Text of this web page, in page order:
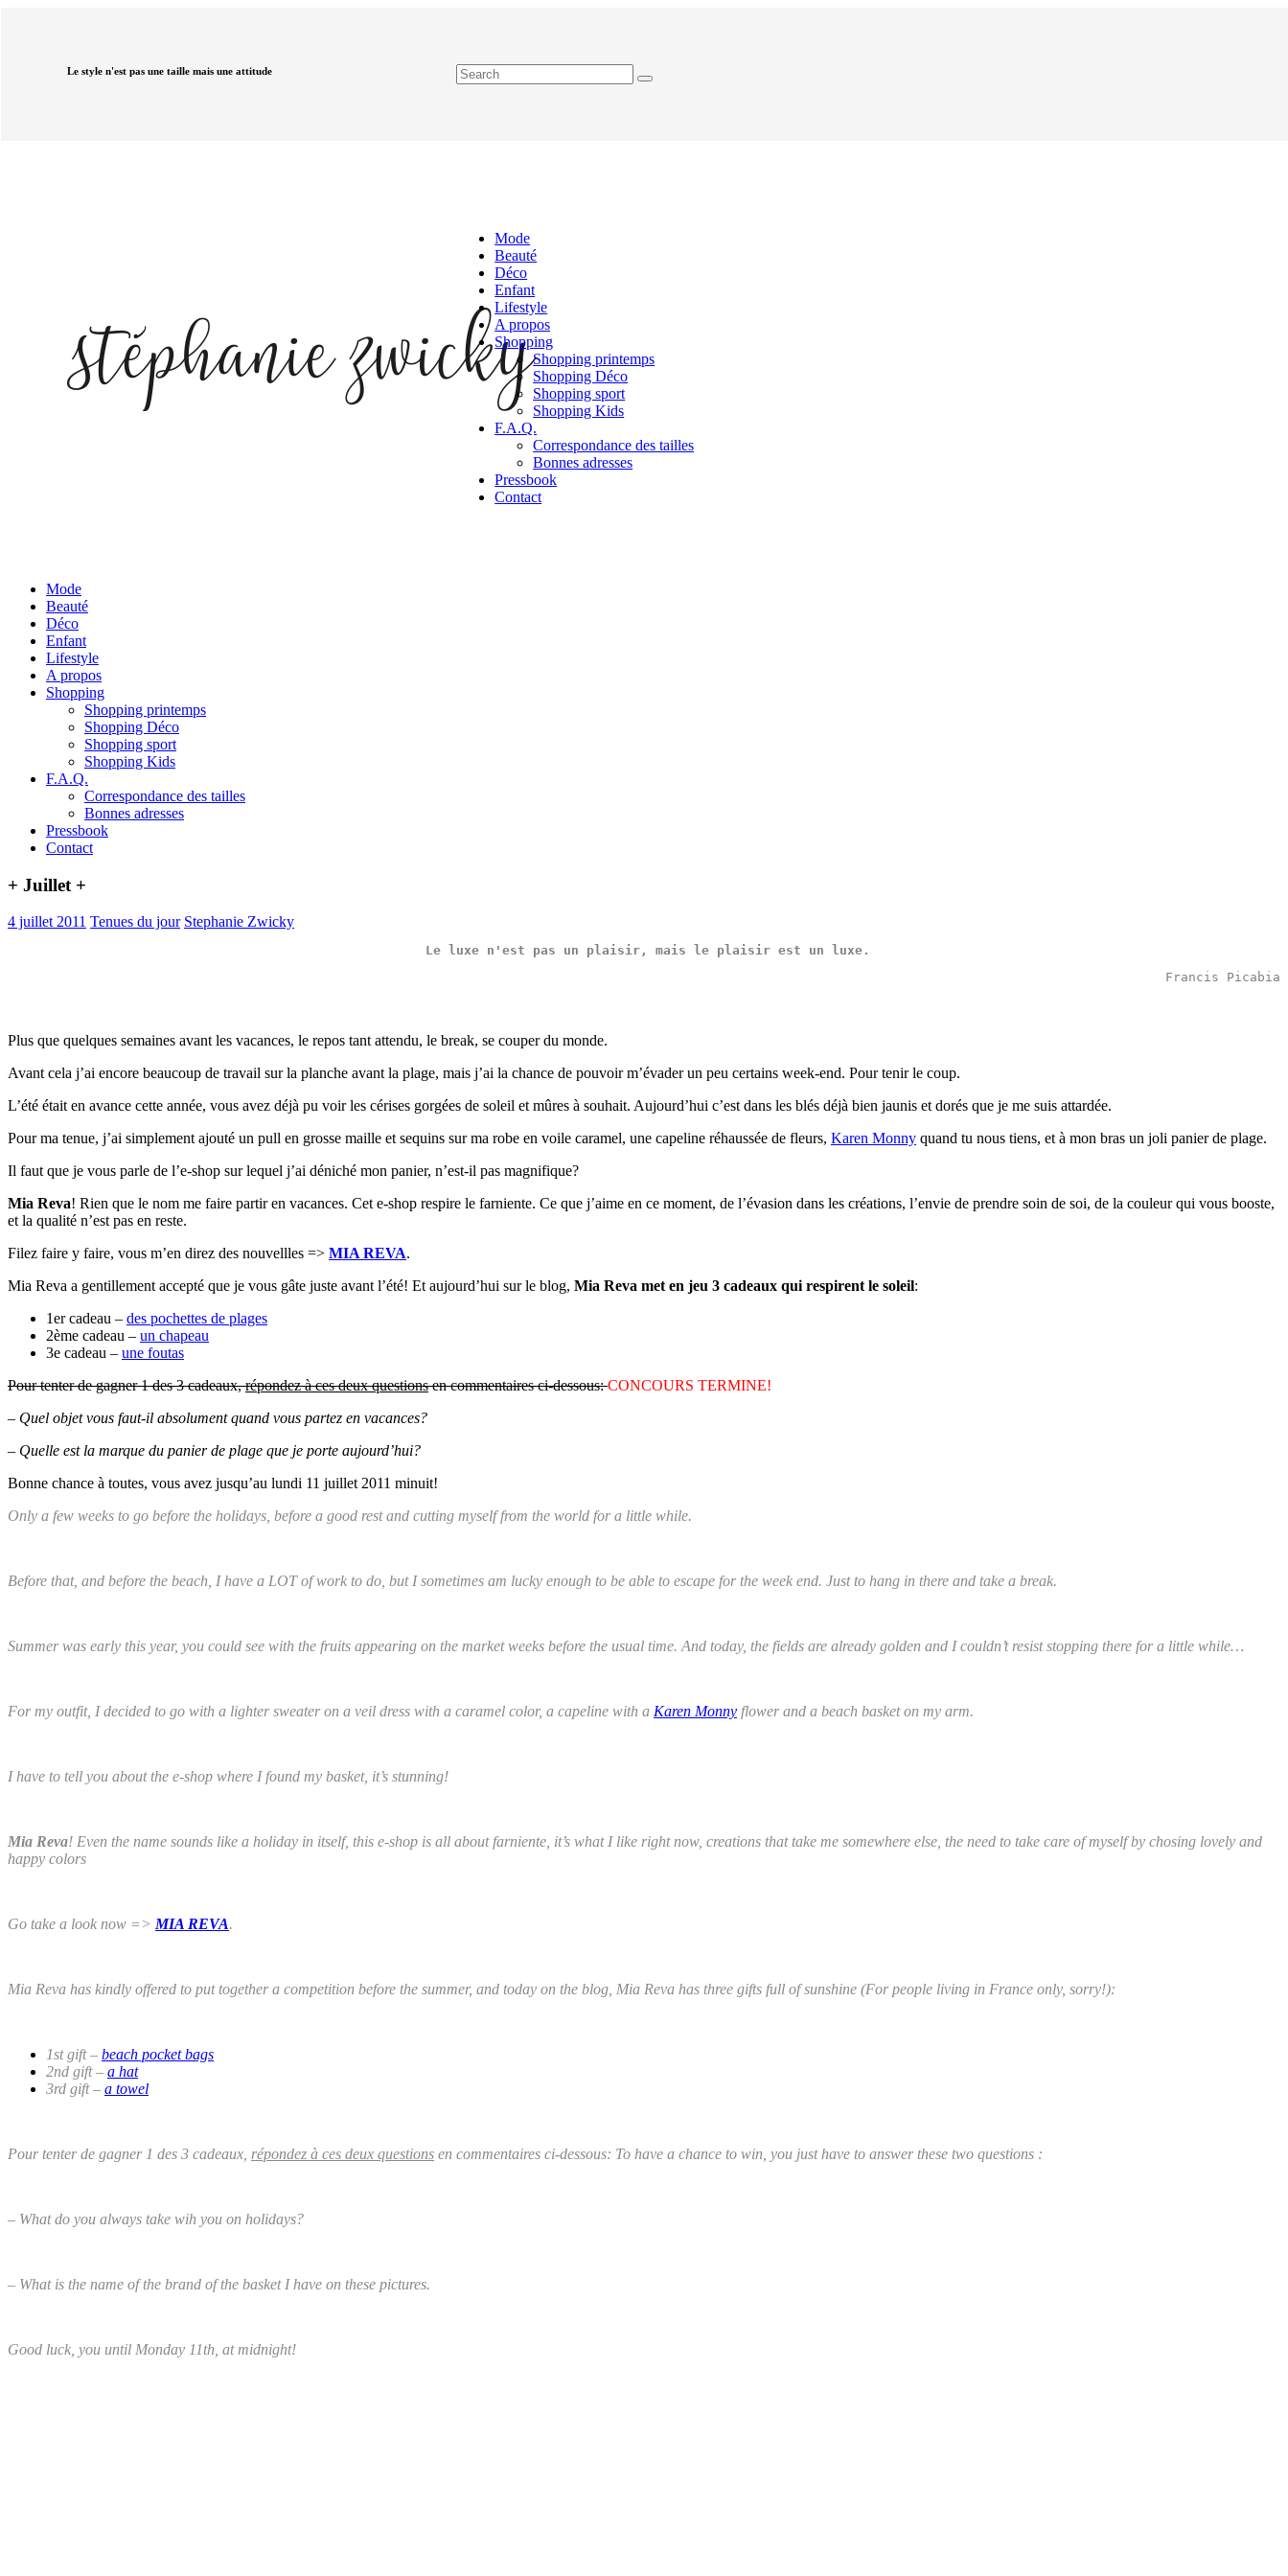
Le style n'est pas une taille mais une attitude
Mode
Beauté
Déco
Enfant
Lifestyle
A propos
Shopping
Shopping printemps
Shopping Déco
Shopping sport
Shopping Kids
F.A.Q.
Correspondance des tailles
Bonnes adresses
Pressbook
Contact
Mode
Beauté
Déco
Enfant
Lifestyle
A propos
Shopping
Shopping printemps
Shopping Déco
Shopping sport
Shopping Kids
F.A.Q.
Correspondance des tailles
Bonnes adresses
Pressbook
Contact
+ Juillet +
4 juillet 2011 Tenues du jour Stephanie Zwicky
Le luxe n'est pas un plaisir , mais le plaisir est un luxe .
Francis Picabia
Plus que quelques semaines avant les vacances, le repos tant attendu, le break, se couper du monde.
Avant cela j’ai encore beaucoup de travail sur la planche avant la plage, mais j’ai la chance de pouvoir m’évader un peu certains week-end. Pour tenir le coup.
L’été était en avance cette année, vous avez déjà pu voir les cérises gorgées de soleil et mûres à souhait. Aujourd’hui c’est dans les blés déjà bien jaunis et dorés que je me suis attardée.
Pour ma tenue, j’ai simplement ajouté un pull en grosse maille et sequins sur ma robe en voile caramel, une capeline réhaussée de fleurs, Karen Monny quand tu nous tiens, et à mon bras un joli panier de plage.
Il faut que je vous parle de l’e-shop sur lequel j’ai déniché mon panier, n’est-il pas magnifique?
Mia Reva! Rien que le nom me faire partir en vacances. Cet e-shop respire le farniente. Ce que j’aime en ce moment, de l’évasion dans les créations, l’envie de prendre soin de soi, de la couleur qui vous booste,
et la qualité n’est pas en reste.
Filez faire y faire, vous m’en direz des nouvellles => MIA REVA.
Mia Reva a gentillement accepté que je vous gâte juste avant l’été! Et aujourd’hui sur le blog, Mia Reva met en jeu 3 cadeaux qui respirent le soleil:
1er cadeau – des pochettes de plages
2ème cadeau – un chapeau
3e cadeau – une foutas
Pour tenter de gagner 1 des 3 cadeaux,répondez à ces deux questionsen commentaires ci-dessous:CONCOURS TERMINE!
– Quel objet vous faut-il absolument quand vous partez en vacances?
– Quelle est la marque du panier de plage que je porte aujourd’hui?
Bonne chance à toutes, vous avez jusqu’au lundi 11 juillet 2011 minuit!
Only a few weeks to go before the holidays, before a good rest and cutting myself from the world for a little while.
Before that, and before the beach, I have a LOT of work to do, but I sometimes am lucky enough to be able to escape for the week end. Just to hang in there and take a break.
Summer was early this year, you could see with the fruits appearing on the market weeks before the usual time. And today, the fields are already golden and I couldn’t resist stopping there for a little while…
For my outfit, I decided to go with a lighter sweater on a veil dress with a caramel color, a capeline with a Karen Monny flower and a beach basket on my arm.
I have to tell you about the e-shop where I found my basket, it’s stunning!
Mia Reva! Even the name sounds like a holiday in itself, this e-shop is all about farniente, it’s what I like right now, creations that take me somewhere else, the need to take care of myself by chosing lovely and
happy colors
Go take a look now => MIA REVA.
Mia Reva has kindly offered to put together a competition before the summer, and today on the blog, Mia Reva has three gifts full of sunshine (For people living in France only, sorry!):
1st gift – beach pocket bags
2nd gift – a hat
3rd gift – a towel
Pour tenter de gagner 1 des 3 cadeaux, répondez à ces deux questions en commentaires ci-dessous: To have a chance to win, you just have to answer these two questions :
– What do you always take wih you on holidays?
– What is the name of the brand of the basket I have on these pictures.
Good luck, you until Monday 11th, at midnight!